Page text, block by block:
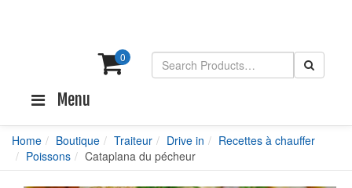
0
Menu
Home Boutique Traiteur Drive in
Recettes à chauffer
Poissons
Cataplana du pécheur